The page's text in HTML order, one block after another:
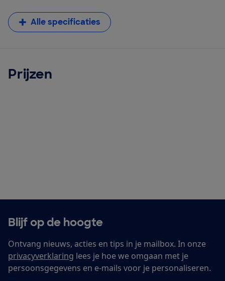
Alle specificaties
Prijzen
Blijf op de hoogte
Ontvang nieuws, acties en tips in je mailbox. In onze
privacyverklaring lees je hoe we omgaan met je
persoonsgegevens en e-mails voor je personaliseren.